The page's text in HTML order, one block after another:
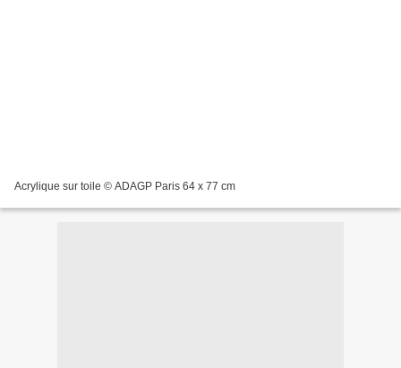
Acrylique sur toile © ADAGP Paris 64 x 77 cm